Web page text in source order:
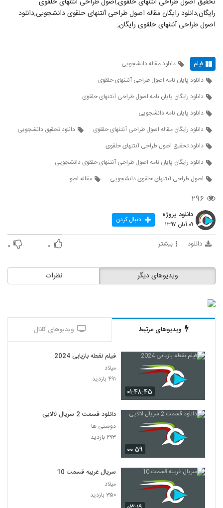
رایگان,دانلود رایگان مقاله اصول طراحی آنتنهای حلقوی دانشجویی,دانلود
اصول طراحی آنتنهای حلقوی رایگان,
فیلم
دانلود مقاله دانشجویی
دانلود پایان نامه اصول طراحی آنتنهای حلقوی
دانلود رایگان پایان نامه اصول طراحی آنتنهای حلقوی
دانلود پایان نامه دانشجویی
دانلود رایگان مقاله اصول طراحی آنتنهای حلقوی
دانلود تحقیق دانشجویی
دانلود تحقیق اصول طراحی آنتنهای حلقوی
دانلود رایگان پایان نامه اصول طراحی آنتنهای حلقوی دانشجویی
اصول طراحی آنتنهای حلقوی دانشجویی
مقاله اصو
۲۹۶
دانلود پروژه
۰۹ آبان ۱۳۹۷ دنبال کردن
دانلود بیشتر ۰ ۰
نظرات ویدیوهای دیگر
ویدیوهای مرتبط ویدیوهای کانال
۰۱:۴۸:۴۵
فیلم نقطه بازیابی 2024
میلاد
۴۹۱ بازدید
۰۰:۵۹
دانلود قسمت 2 سریال لالایی
دوستی ها
۲۹۳ بازدید
سریال غریبه قسمت 10
میلاد
۳۵۰ بازدید